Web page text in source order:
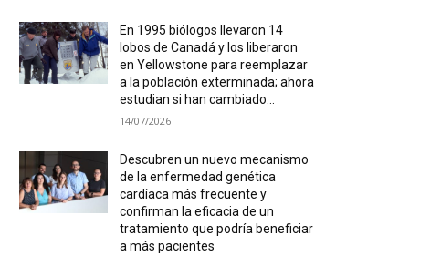
En 1995 biólogos llevaron 14
lobos de Canadá y los liberaron
en Yellowstone para reemplazar
a la población exterminada; ahora
estudian si han cambiado...
14/07/2026
Descubren un nuevo mecanismo
de la enfermedad genética
cardíaca más frecuente y
confirman la eficacia de un
tratamiento que podría beneficiar
a más pacientes